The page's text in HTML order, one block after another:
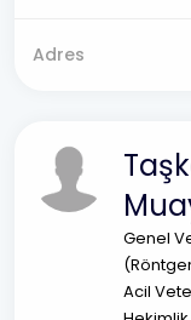
Adres
Genel
Acil